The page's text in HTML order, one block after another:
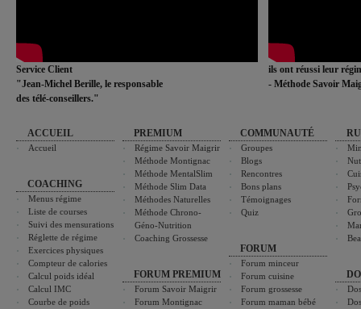
Service Client
"Jean-Michel Berille, le responsable
des télé-conseillers."
ils ont réussi leur
- Méthode Savoir
ACCUEIL
Accueil
COACHING
Menus régime
Liste de courses
Suivi des mensurations
Réglette de régime
Exercices physiques
Compteur de calories
Calcul poids idéal
Calcul IMC
Courbe de poids
PREMIUM
Régime Savoir Maigrir
Méthode Montignac
Méthode MentalSlim
Méthode Slim Data
Méthodes Naturelles
Méthode Chrono-
Géno-Nutrition
Coaching Grossesse
FORUM PREMIUM
Forum Savoir Maigrir
Forum Montignac
COMMUNAUTÉ
Groupes
Blogs
Rencontres
Bons plans
Témoignages
Quiz
FORUM
Forum minceur
Forum cuisine
Forum grossesse
Forum maman bébé